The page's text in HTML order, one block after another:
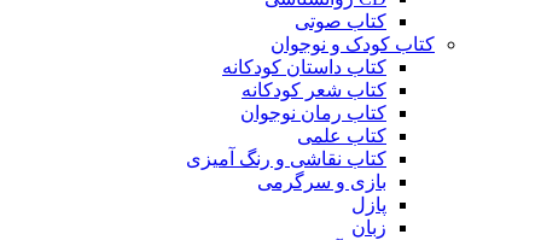
کتاب صوتی
کتاب کودک و نوجوان
کتاب داستان کودکانه
کتاب شعر کودکانه
کتاب رمان نوجوان
کتاب علمی
کتاب نقاشی و رنگ آمیزی
بازی و سرگرمی
پازل
زبان